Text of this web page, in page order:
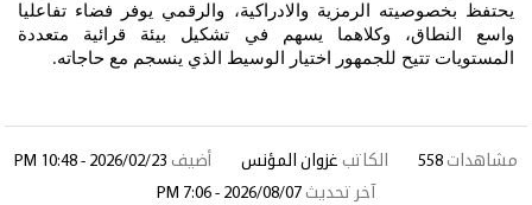
يحتفظ بخصوصيته الرمزية والادراكية، والرقمي يوفر فضاء تفاعليا
واسع النطاق، وكلاهما يسهم في تشكيل بيئة قرائية متعددة
المستويات تتيح للجمهور اختيار الوسيط الذي ينسجم مع حاجاته.
مشاهدات 558 الكاتب غزوان المؤنس أضيف 2026/02/23 - 10:48 PM
آخر تحديث 2026/08/07 - 7:06 PM